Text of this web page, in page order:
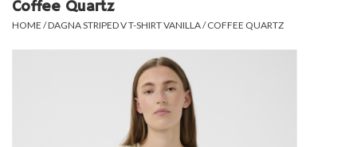
Tops
Coffee Quartz
HOME /DAGNA STRIPED V T-SHIRT VANILLA / COFFEE QUARTZ